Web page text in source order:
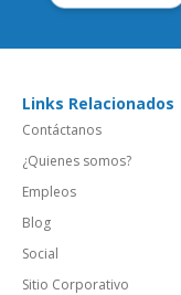
Links Relacionados
Contáctanos
¿Quienes somos?
Empleos
Blog
Social
Sitio Corporativo